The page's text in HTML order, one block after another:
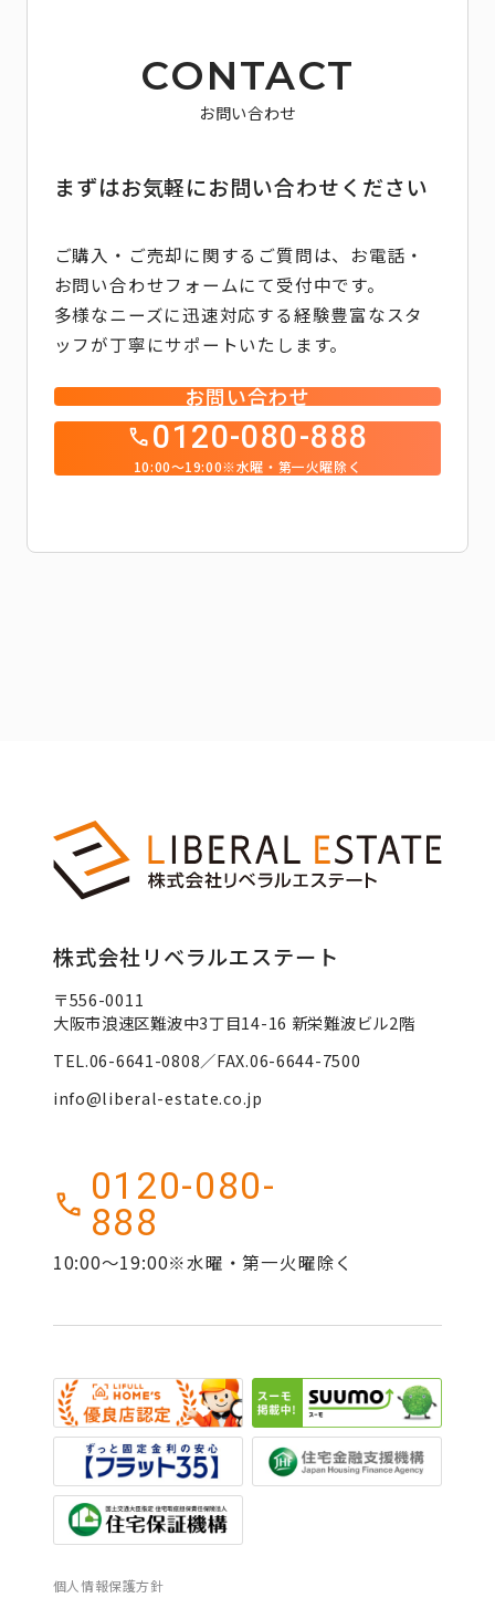
CONTACT
お問い合わせ
まずはお気軽にお問い合わせください
ご購入・ご売却に関するご質問は、お電話・
お問い合わせフォームにて受付中です。
多様なニーズに迅速対応する経験豊富なスタ
ッフが丁寧にサポートいたします。
お問い合わせ
0120-080-888
10:00～19:00※水曜・第一火曜除く
株式会社リベラルエステート
〒556-0011
大阪市浪速区難波中3丁目14-16 新栄難波ビル2階
TEL.06-6641-0808／FAX.06-6644-7500
info@liberal-estate.co.jp
0120-080-
888
10:00～19:00※水曜・第一火曜除く
個人情報保護方針